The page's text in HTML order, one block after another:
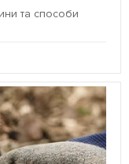
та способи